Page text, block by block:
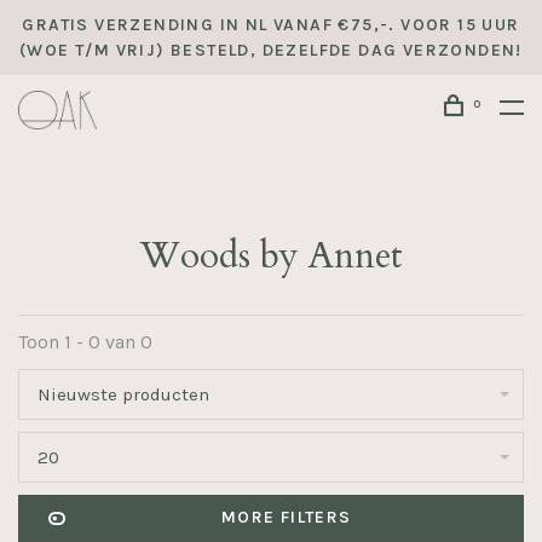
GRATIS VERZENDING IN NL VANAF €75,-. VOOR 15 UUR
(WOE T/M VRIJ) BESTELD, DEZELFDE DAG VERZONDEN!
0
Woods by Annet
Toon 1 - 0 van 0
Nieuwste producten
20
MORE FILTERS